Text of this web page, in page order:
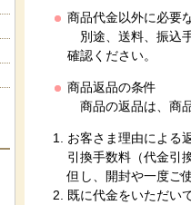
商品代金以外に必要
別途、送料、振込
確認ください。
商品返品の条件
商品の返品は、商
お客さま理由による
引換手数料（代金引
但し、開封や一度ご
既に代金をいただい